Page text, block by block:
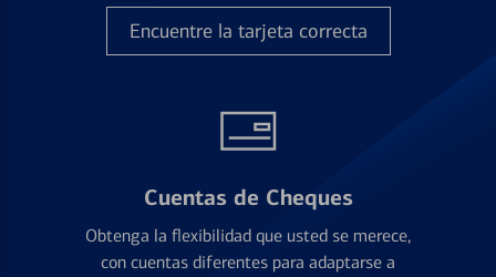
Encuentre la tarjeta correcta
Cuentas de Cheques
Obtenga la flexibilidad que usted se merece,
con cuentas diferentes para adaptarse a